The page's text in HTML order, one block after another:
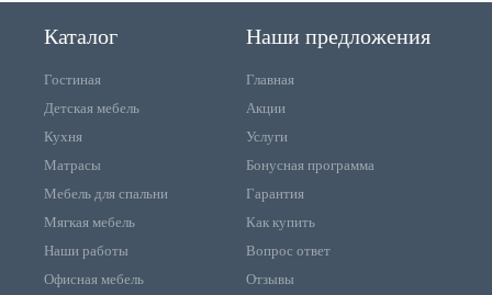
Каталог
Гостиная
Детская мебель
Кухня
Матрасы
Мебель для спальни
Мягкая мебель
Наши работы
Офисная мебель
Наши предложения
Главная
Акции
Услуги
Бонусная программа
Гарантия
Как купить
Вопрос ответ
Отзывы